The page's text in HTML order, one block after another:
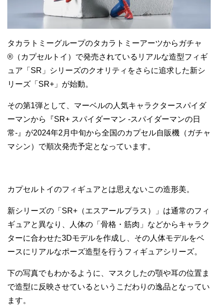
タカラトミーグループのタカラトミーアーツからガチャ
®（カプセルトイ）で発売されているリアルな造型フィギ
ュア「SR」シリーズのクオリティをさらに追求した新シ
リーズ「SR+」が始動。
その第1弾として、マーベルの人気キャラクタースパイダ
ーマンから『SR+ スパイダーマン -スパイダーマンの日
常-』が2024年2月中旬から全国のカプセル自販機（ガチャ
マシン）で順次発売予定となっています。
カプセルトイのフィギュアとは思えないこの造形美。
新シリーズの「SR+（エスアールプラス）」は通常のフィ
ギュアと異なり、人体の「骨格・筋肉」などからキャラク
ターに合わせた3Dモデルを作成し、その人体モデルをベ
ースにリアルなポーズ造型を行うフィギュアシリーズ。
下の写真でもわかるように、マスクしたの顎や耳の位置ま
で造型に反映させているというこだわりの逸品となってい
ます。